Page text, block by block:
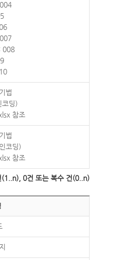
008
법
코딩)
참조
법
코딩)
참조
0건 또는 복수 건(0..n)